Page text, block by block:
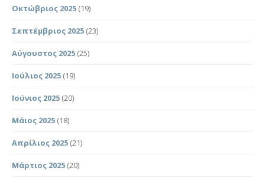
Οκτώβριος 2025 (19)
Σεπτέμβριος 2025 (23)
Αύγουστος 2025 (25)
Ιούλιος 2025 (19)
Ιούνιος 2025 (20)
Μάιος 2025 (18)
Απρίλιος 2025 (21)
Μάρτιος 2025 (20)